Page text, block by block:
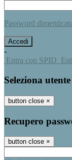
Password
-
Entra con SPID
Seleziona utente
button close ×
Recupero
button close ×